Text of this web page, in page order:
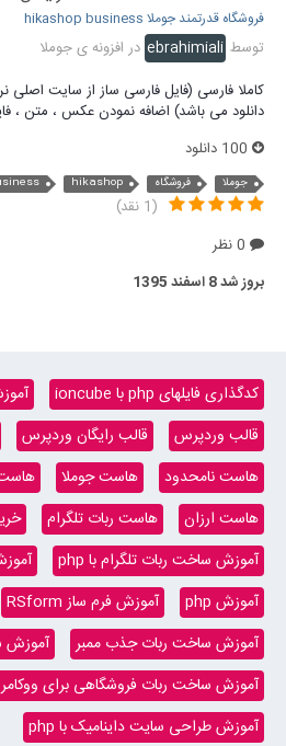
فروشگاه قدرتمند جوملا hikashop business
توسط ebrahimiali در افزونه ی جوملا
کاملا فارسی (فایل فارسی ساز از سایت اصلی
دانلود می باشد) اضافه نمودن عكس ، متن ،
جوملا فروشگاه hikashop
(1 نقد)
بروز شد8 اسفند 1395
کدگذاری فایلهای php با ioncube
قالب وردپرس
قالب رایگان وردپرس
هاست نامحدود
هاست جوملا
هاست ارزان
هاست ربات تلگرام
آموزش ساخت ربات تلگرام با php
آموزش php
آموزش فرم ساز RSform
آموزش ساخت ربات جذب ممبر
آموزش
آموزش ساخت ربات فروشگاهی برای
آموزش طراحی سایت داینامیک با php